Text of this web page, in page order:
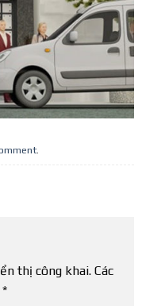
.
thị công khai. Các
*